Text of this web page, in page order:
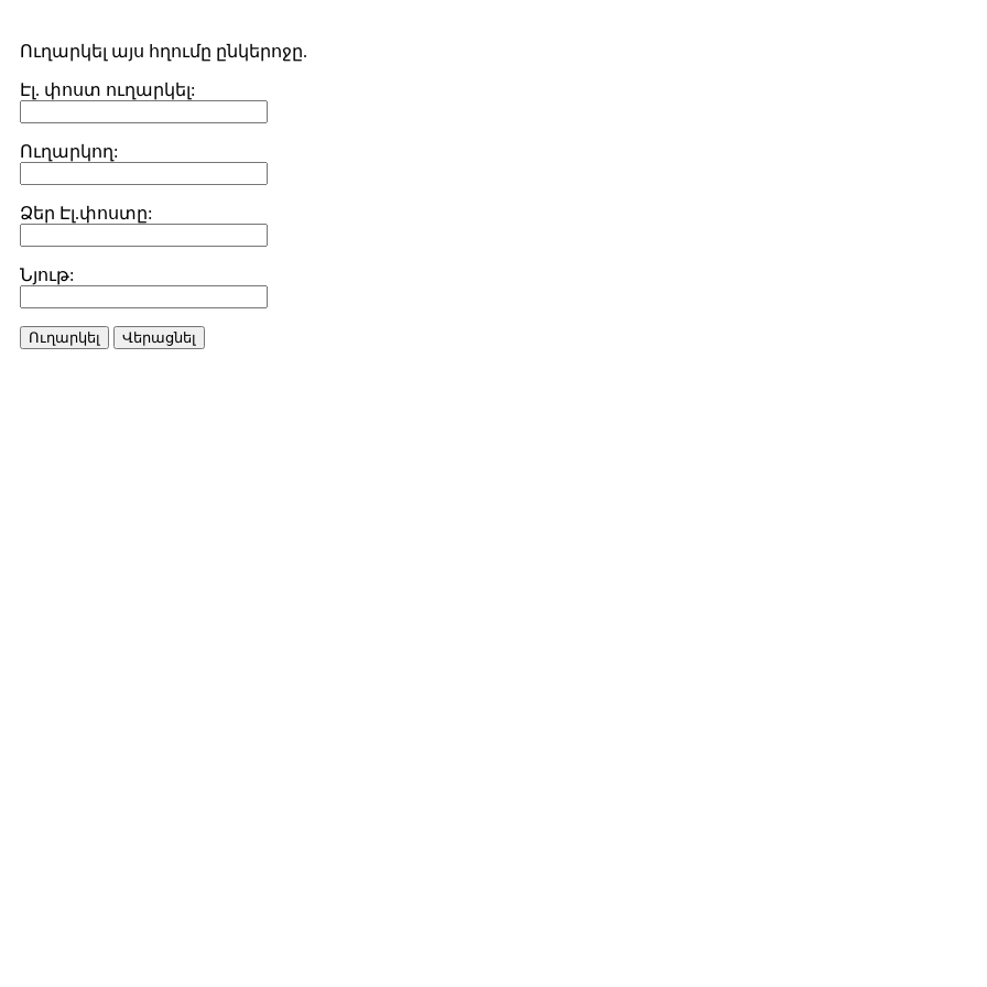
Ուղարկել այս հղումը ընկերոջը.
Էլ. փոստ ուղարկել:
Ուղարկող:
Ձեր Էլ.փոստը:
Նյութ:
Ուղարկել Վերացնել